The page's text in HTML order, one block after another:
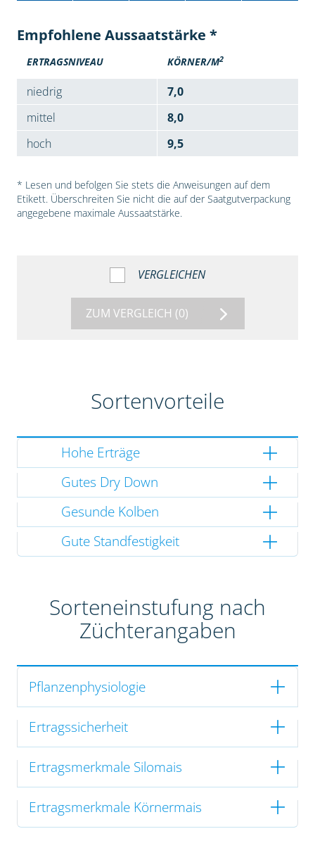
Empfohlene Aussaatstärke *
ERTRAGSNIVEAU KÖRNER/M2
niedrig
7,0
mittel
8,0
hoch
9,5
* Lesen und befolgen Sie stets die Anweisungen auf dem
Etikett. Überschreiten Sie nicht die auf der Saatgutverpackung
angegebene maximale Aussaatstärke.
VERGLEICHEN
ZUM VERGLEICH (0)
Sortenvorteile
Hohe Erträge
Gutes Dry Down
Gesunde Kolben
Gute Standfestigkeit
Sorteneinstufung nach
Züchterangaben
Pflanzenphysiologie
Ertragssicherheit
Ertragsmerkmale Silomais
Ertragsmerkmale Körnermais